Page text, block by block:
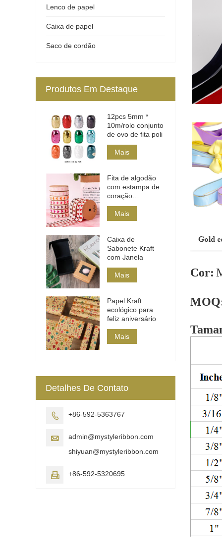
Cor:
Lenco de papel
Caixa de papel
Saco de cordão
Produtos Em Destaque
12pcs 5mm *
10m/rolo conjunto
de ovo de fita poli
Mais
Fita de algodão
com estampa de
coração
multicolorida
Mais
Caixa de
Sabonete Kraft
com Janela
Mais
Papel Kraft
ecológico para
feliz aniversário
Mais
Detalhes De Contato
 +86-592-5363767

admin@mystyleribbon.com
shiyuan@mystyleribbon.com
 +86-592-5320695